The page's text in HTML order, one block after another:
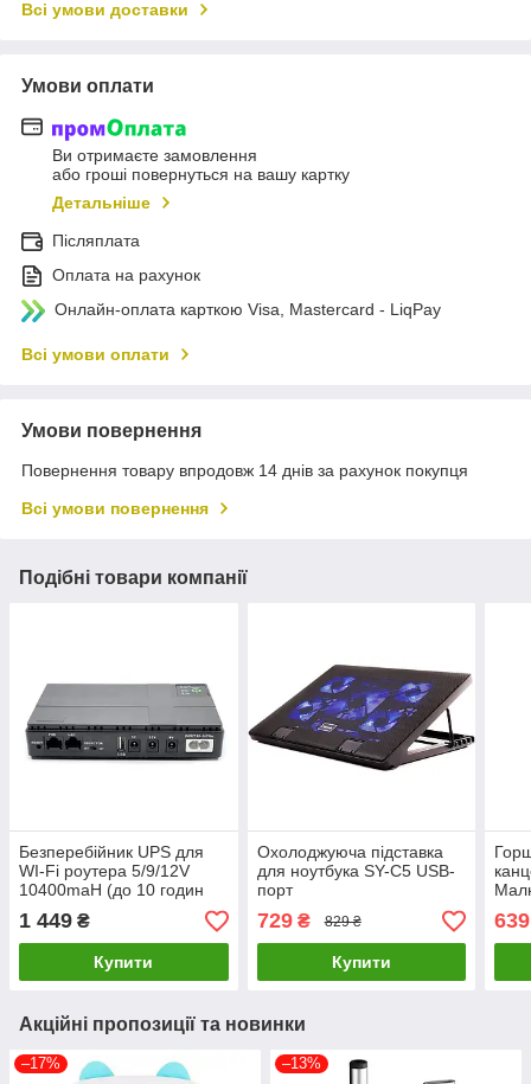
Всі умови доставки
Умови оплати
Ви отримаєте замовлення
або гроші повернуться на вашу картку
Детальніше
Післяплата
Оплата на рахунок
Онлайн-оплата карткою Visa, Mastercard - LiqPay
Всі умови оплати
Умови повернення
Повернення товару впродовж 14 днів за рахунок покупця
Всі умови повернення
Подібні товари компанії
Безперебійник UPS для
WI-Fi роутера 5/9/12V
10400maH (до 10 годин
1 449 ₴
Купити
Охолоджуюча підставка
для ноутбука SY-C5 USB-
порт
729₴ 829 ₴
Купити
639
Акційні пропозиції та новинки
–17% –13%